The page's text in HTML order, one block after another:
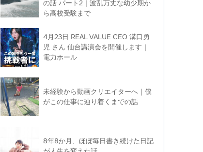
の話 パート2｜波乱万丈な幼少期か
ら高校受験まで
4月23日 REAL VALUE CEO 溝口勇
児 さん 仙台講演会を開催します｜
電力ホール
未経験から動画クリエイターへ｜僕
がこの仕事に辿り着くまでの話
8年8か月、ほぼ毎日書き続けた日記